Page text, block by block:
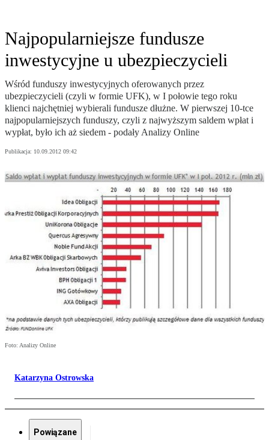
Najpopularniejsze fundusze
inwestycyjne u ubezpieczycieli
Wśród funduszy inwestycyjnych oferowanych przez
ubezpieczycieli (czyli w formie UFK), w I połowie tego roku
klienci najchętniej wybierali fundusze dłużne. W pierwszej 10-tce
najpopularniejszych funduszy, czyli z najwyższym saldem wpłat i
wypłat, było ich aż siedem - podały Analizy Online
Publikacja: 10.09.2012 09:42
Foto: Analizy Online
Katarzyna Ostrowska
Powiązane